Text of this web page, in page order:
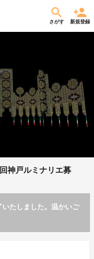
さがす 新規登録
神戸ルミナリエ募
たしました。温かいご